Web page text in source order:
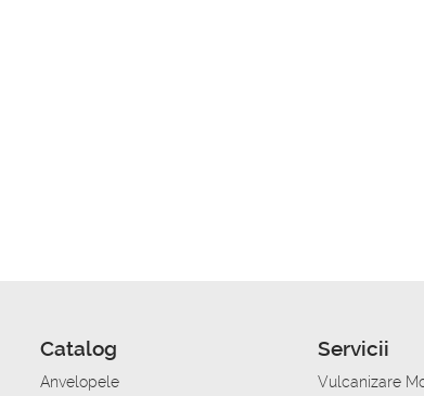
Catalog
Anvelopele
Servicii
Vulcanizare